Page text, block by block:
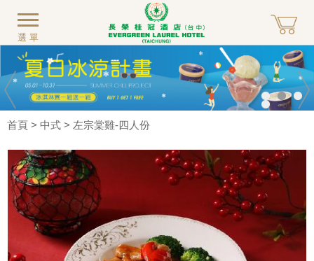
選單
首頁 > 中式 > 左宗棠雞-四人份